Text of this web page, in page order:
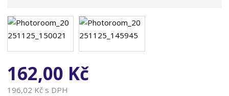
162,00 Kč
196,02 Kč s DPH